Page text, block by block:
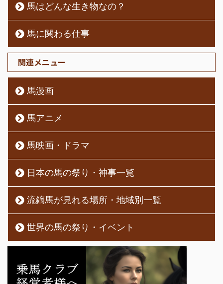
馬はどんな生き物なの？
馬に関わる仕事
関連メニュー
馬漫画
馬アニメ
馬映画・ドラマ
日本の馬の祭り・神事一覧
流鏑馬が見れる場所・地域別一覧
世界の馬の祭り・イベント